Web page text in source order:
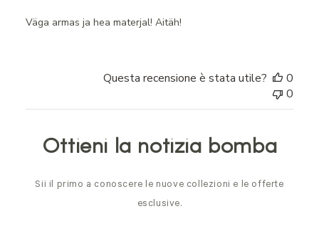
Väga armas ja hea materjal! Aitäh!
Questa recensione è stata utile?
0
0
Ottieni la notizia bomba
Sii il primo a conoscere le nuove collezioni e le offerte
esclusive.